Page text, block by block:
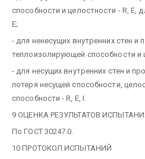
способности и целостности - R, E,
E;
- для ненесущих внутренних стен и
теплоизолирующей способности и
- для несущих внутренних стен и
потеря несущей способности,
способности - R, E, I.
9 ОЦЕНКА РЕЗУЛЬТАТОВ
По ГОСТ 30247.0.
10 ПРОТОКОЛ ИСПЫТАНИЙ